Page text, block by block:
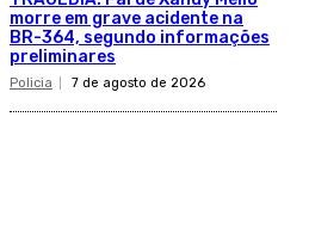
morre em grave acidente na
BR-364, segundo informações
preliminares
Policia 7 de agosto de 2026